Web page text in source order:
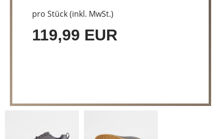
pro Stück (inkl. MwSt.)
119,99 EUR